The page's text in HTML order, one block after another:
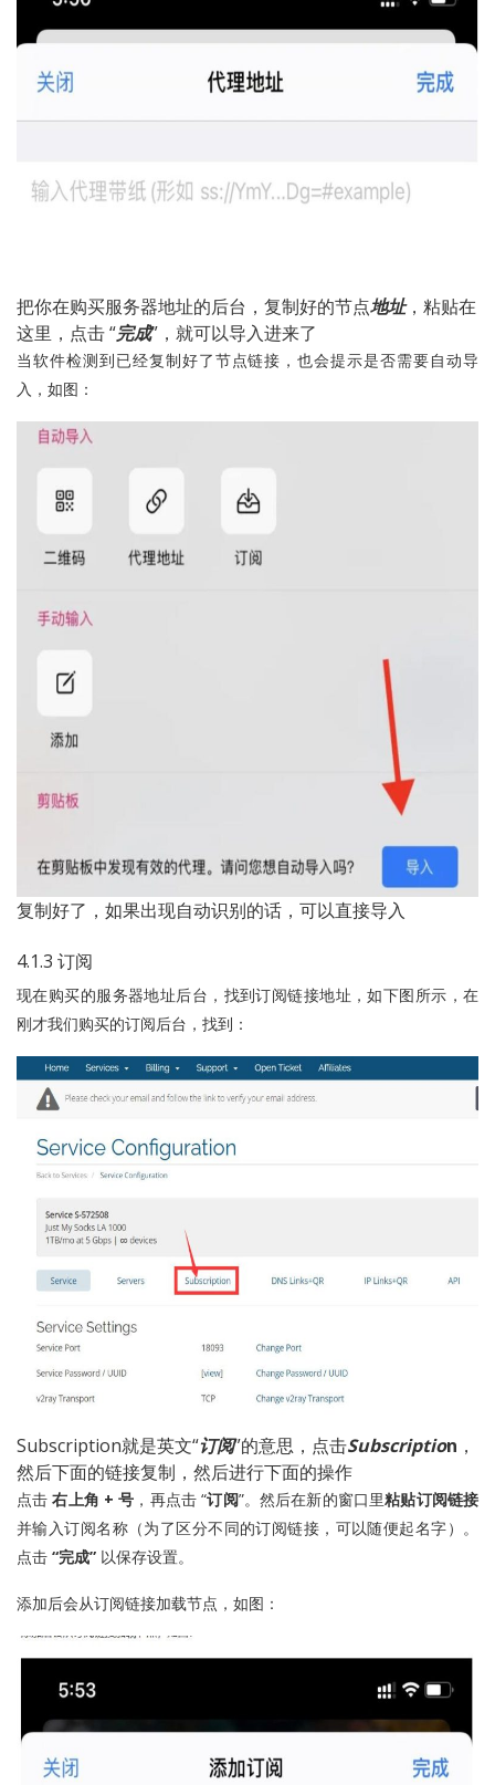
把你在购买服务器地址的后台，复制好的节点地址，粘贴在
这里，点击 “完成”，就可以导入进来了
当软件检测到已经复制好了节点链接，也会提示是否需要自动导
入，如图：
复制好了，如果出现自动识别的话，可以直接导入
4.1.3 订阅
现在购买的服务器地址后台，找到订阅链接地址，如下图所示，在
刚才我们购买的订阅后台，找到：
Subscription就是英文“订阅”的意思，点击Subscription ，
然后下面的链接复制，然后进行下面的操作
点击右上角 + 号 ，再点击 “订阅”。然后在新的窗口里粘贴订阅链接
并输入订阅名称（为了区分不同的订阅链接，可以随便起名字）。
点击 “完成” 以保存设置。
添加后会从订阅链接加载节点，如图：